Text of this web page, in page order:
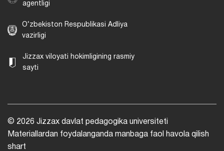
agentligi
O‘zbekiston Respublikasi Adliya
vazirligi
Jizzax viloyati hokimligining rasmiy
sayti
© 2026 Jizzax davlat pedagogika universiteti
Materiallardan foydalanganda manbaga faol havola qilish
shart